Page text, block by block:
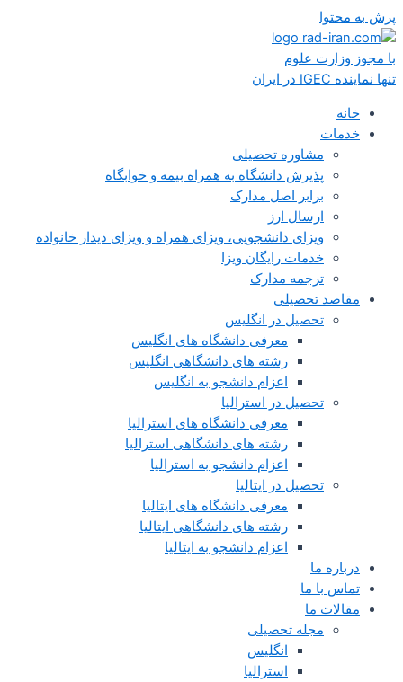
پرش به محتوا
با مجوز وزارت علوم
تنها نماینده IGEC در ایران
خانه
خدمات
مشاوره تحصیلی
پذیرش دانشگاه به همراه بیمه و خوابگاه
برابر اصل مدارک
ارسال ارز
ویزای دانشجویی، ویزای همراه و ویزای دیدار خانواده
خدمات رایگان ویزا
ترجمه مدارک
مقاصد تحصیلی
تحصیل در انگلیس
معرفی دانشگاه های انگلیس
رشته های دانشگاهی انگلیس
اعزام دانشجو به انگلیس
تحصیل در استرالیا
معرفی دانشگاه های استرالیا
رشته های دانشگاهی استرالیا
اعزام دانشجو به استرالیا
تحصیل در ایتالیا
معرفی دانشگاه های ایتالیا
رشته های دانشگاهی ایتالیا
اعزام دانشجو به ایتالیا
درباره ما
تماس با ما
مقالات ما
مجله تحصیلی
انگلیس
استرالیا